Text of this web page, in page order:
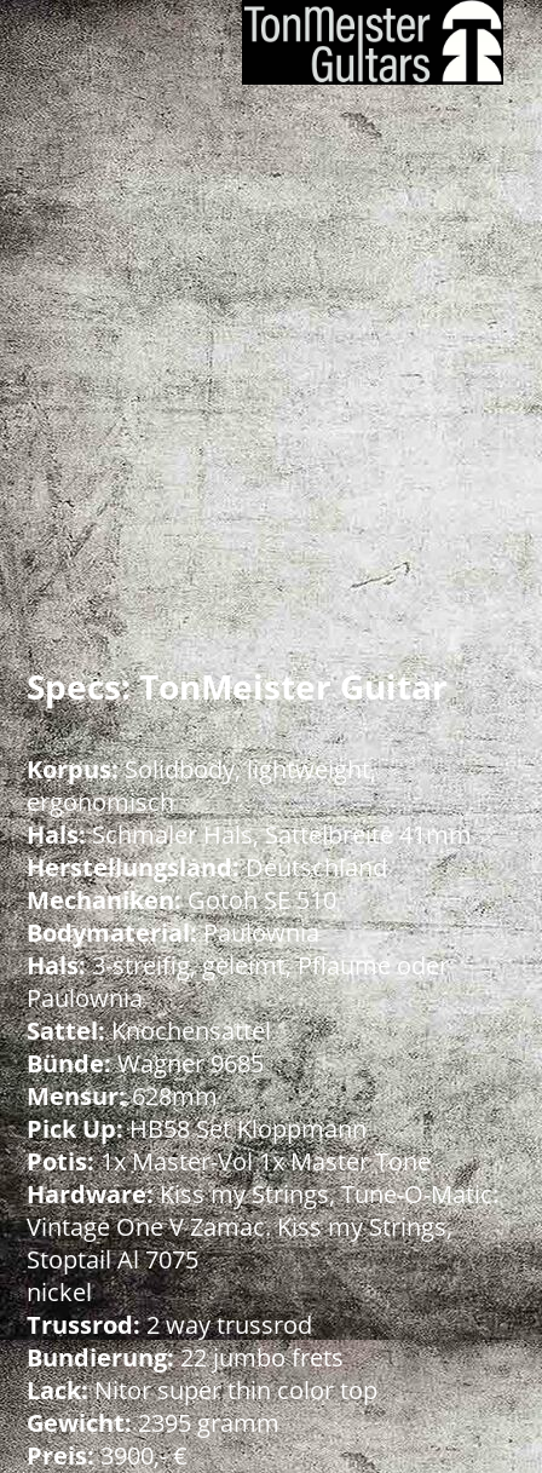
Specs: TonMeister Guitar
Korpus:Solidbody, lightweight,
ergonomisch
Hals:Schmaler Hals, Sattelbreite 41mm
Herstellungsland:Deutschland
Mechaniken:Gotoh SE 510
Bodymaterial:Paulownia
Hals:3-streifig, geleimt, Pflaume oder
Paulownia
Sattel:Knochensattel
Bünde:Wagner 9685
Mensur:628mm
Pick Up:HB58 Set Kloppmann
Potis:1x Master-Vol 1x Master Tone
Hardware:Kiss my Strings, Tune-O-Matic:
Vintage One V Zamac. Kiss my Strings,
Stoptail Al 7075
nickel
Trussrod:2 way trussrod
Bundierung:22 jumbo frets
Lack:Nitor super thin color top
Gewicht:2395 gramm
Preis:3900,- €